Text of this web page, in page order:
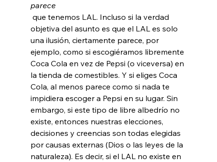
parece
objetiva del asunto es que el LAL es solo
una ilusión, ciertamente parece, por
ejemplo, como si escogiéramos libremente
Coca Cola en vez de Pepsi (o viceversa) en
la tienda de comestibles. Y si eliges Coca
Cola, al menos parece como si nada te
impidiera escoger a Pepsi en su lugar. Sin
embargo, si este tipo de libre albedrío no
existe, entonces nuestras elecciones,
decisiones y creencias son todas elegidas
por causas externas (Dios o las leyes de la
naturaleza). Es decir, si el LAL no existe en